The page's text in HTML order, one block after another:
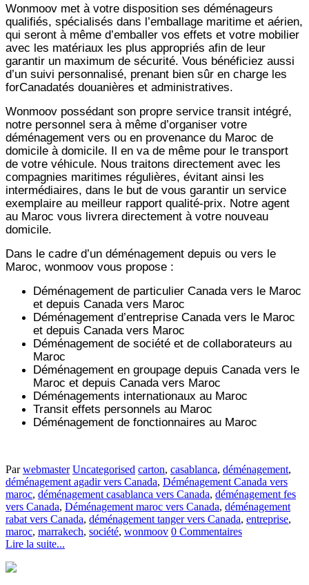
Wonmoov met à votre disposition ses déménageurs
qualifiés, spécialisés dans l’emballage maritime et aérien,
qui seront à même d’emballer vos effets et votre mobilier
avec les matériaux les plus appropriés afin de leur
garantir un maximum de sécurité. Vous bénéficiez aussi
d’un suivi personnalisé, prenant bien sûr en charge les
forCanadatés douanières et administratives.
Wonmoov possédant son propre service transit intégré,
notre personnel sera à même d’organiser votre
déménagement vers ou en provenance du Maroc de
domicile à domicile. Il en va de même pour le transport
de votre véhicule. Nous traitons directement avec les
compagnies maritimes régulières, évitant ainsi les
intermédiaires, dans le but de vous garantir un service
exemplaire au meilleur rapport qualité-prix. Notre agent
au Maroc vous livrera directement à votre nouveau
domicile.
Dans le cadre d’un déménagement depuis ou vers le
Maroc, wonmoov vous propose :
Déménagement de particulier Canada vers le Maroc
et depuis Canada vers Maroc
Déménagement d’entreprise Canada vers le Maroc
et depuis Canada vers Maroc
Déménagement de société et de collaborateurs au
Maroc
Déménagement en groupage depuis Canada vers le
Maroc et depuis Canada vers Maroc
Déménagements internationaux au Maroc
Transit effets personnels au Maroc
Déménagement de fonctionnaires au Maroc
Parwebmaster Uncategorised carton, casablanca, déménagement,
déménagement agadir vers Canada, Déménagement Canada vers
maroc, déménagement casablanca vers Canada, déménagement fes
vers Canada, Déménagement maroc vers Canada, déménagement
rabat vers Canada, déménagement tanger vers Canada, entreprise,
maroc, marrakech, société, wonmoov 0 Commentaires
Lire la suite...